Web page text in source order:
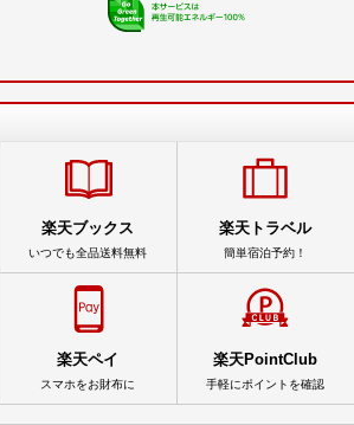
楽天ブックス
いつでも全品送料無料
楽天トラベル
簡単宿泊予約！
楽天ペイ
スマホをお財布に
楽天PointClub
手軽にポイントを確認